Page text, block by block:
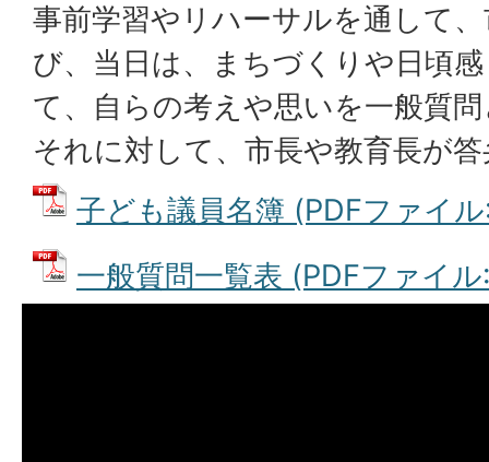
事前学習やリハーサルを通して
び、当日は、まちづくりや日頃
て、自らの考えや思いを一般質
それに対して、市長や教育長が
子ども議員名簿 (PDFファイ
一般質問一覧表 (PDFファイ